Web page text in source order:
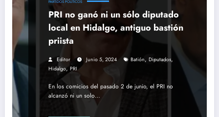
PARTIDOS POLÍTICOS
PRI no ganó ni un sólo diputado
local en Hidalgo, antiguo bastión
priista
Editor Junio 5, 2024 Batión, Diputados,
Hidalgo,PRI
En los comicios del pasado 2 de junio, el PRI no
alcanzó ni un solo…